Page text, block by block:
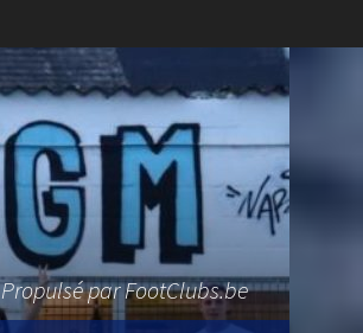
Propulsé par FootClubs.be